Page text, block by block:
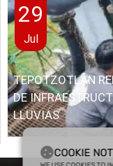
29
Jul
TEPOTZOTLÁN
DE
LLUVIAS
COOKIE